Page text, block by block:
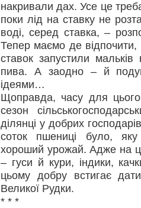
накривали дах. Усе це
поки лід на ставку не
воді, серед ставка, –
Тепер маємо де відпочити,
ставок запустили
пива. А заодно – й
ідеями…
Щоправда, часу для
сезон
ділянці у добрих
соток пшениці було,
хороший урожай. Адже на
– гуси й кури, індики,
цьому добру встигає
Великої Рудки.
* * *